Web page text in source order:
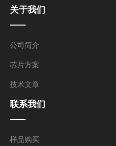
关于我们
公司简介
芯片方案
技术文章
联系我们
样品购买